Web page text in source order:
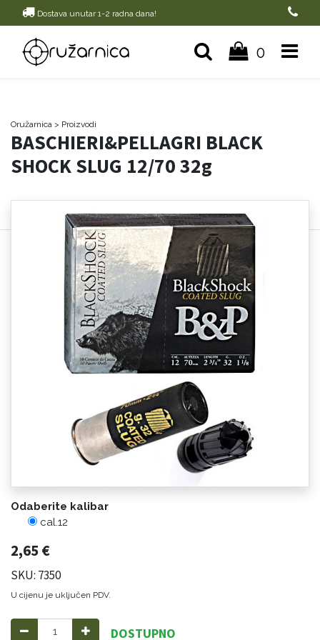
Dostava unutar 1-2 radna dana!
0
Oružarnica > Proizvodi
BASCHIERI&PELLAGRI BLACK
SHOCK SLUG 12/70 32g
Odaberite kalibar
cal.12
2,65€
SKU: 7350
U cijenu je uključen PDV.
DOSTUPNO